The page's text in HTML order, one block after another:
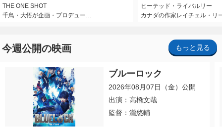
THE ONE SHOT
千鳥・大悟が企画・プロデュー…
ヒーテッド・ライバルリー
カナダの作家レイチェル・リ
今週公開の映画 もっと見る
ブルーロック
2026年08月07日（金）公開
出演：高橋文哉
監督：瀧悠輔